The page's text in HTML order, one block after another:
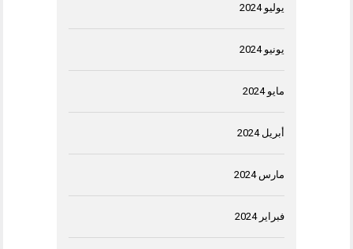
يوليو 2024
يونيو 2024
مايو 2024
أبريل 2024
مارس 2024
فبراير 2024